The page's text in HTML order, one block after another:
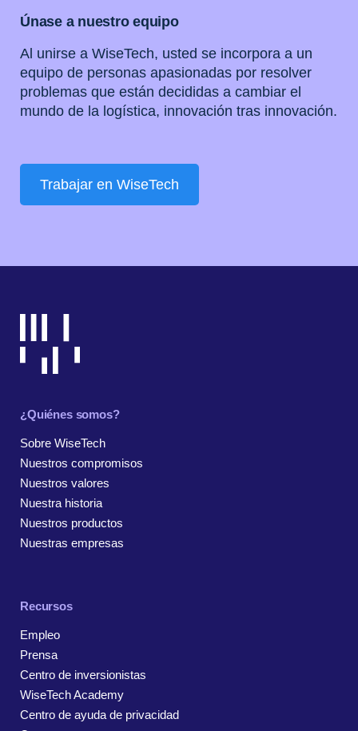
Únase a nuestro equipo
Al unirse a WiseTech, usted se incorpora a un
equipo de personas apasionadas por resolver
problemas que están decididas a cambiar el
mundo de la logística, innovación tras innovación.
Trabajar en WiseTech
¿Quiénes somos?
Sobre WiseTech
Nuestros compromisos
Nuestros valores
Nuestra historia
Nuestros productos
Nuestras empresas
Recursos
Empleo
Prensa
Centro de inversionistas
WiseTech Academy
Centro de ayuda de privacidad